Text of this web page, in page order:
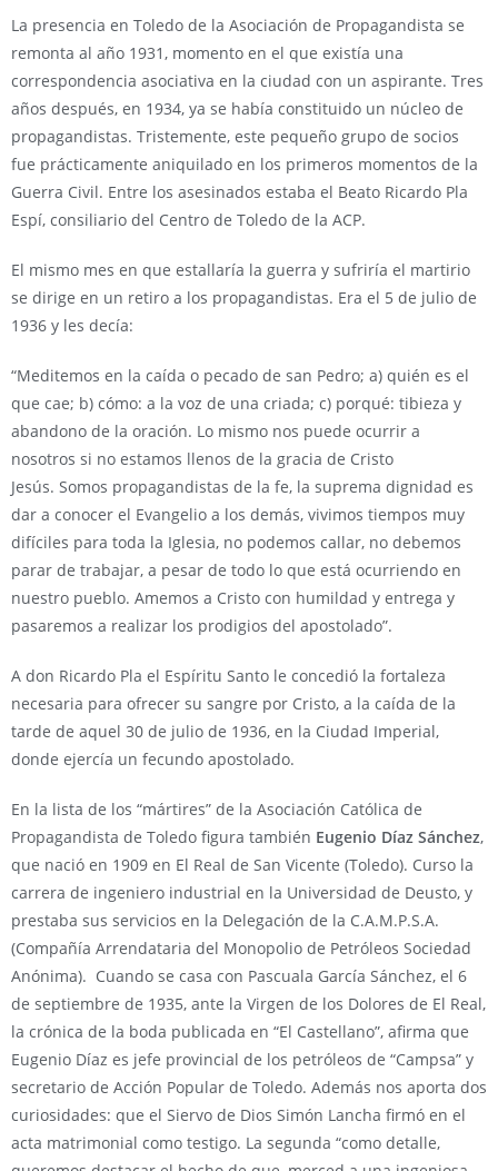
La presencia en Toledo de la Asociación de Propagandista se
remonta al año 1931, momento en el que existía una
correspondencia asociativa en la ciudad con un aspirante. Tres
años después, en 1934, ya se había constituido un núcleo de
propagandistas. Tristemente, este pequeño grupo de socios
fue prácticamente aniquilado en los primeros momentos de la
Guerra Civil. Entre los asesinados estaba el Beato Ricardo Pla
Espí, consiliario del Centro de Toledo de la ACP.
El mismo mes en que estallaría la guerra y sufriría el martirio
se dirige en un retiro a los propagandistas. Era el 5 de julio de
1936 y les decía:
“Meditemos en la caída o pecado de san Pedro; a) quién es el
que cae; b) cómo: a la voz de una criada; c) porqué: tibieza y
abandono de la oración. Lo mismo nos puede ocurrir a
nosotros si no estamos llenos de la gracia de Cristo
Jesús. Somos propagandistas de la fe, la suprema dignidad es
dar a conocer el Evangelio a los demás, vivimos tiempos muy
difíciles para toda la Iglesia, no podemos callar, no debemos
parar de trabajar, a pesar de todo lo que está ocurriendo en
nuestro pueblo. Amemos a Cristo con humildad y entrega y
pasaremos a realizar los prodigios del apostolado”.
A don Ricardo Pla el Espíritu Santo le concedió la fortaleza
necesaria para ofrecer su sangre por Cristo, a la caída de la
tarde de aquel 30 de julio de 1936, en la Ciudad Imperial,
donde ejercía un fecundo apostolado.
En la lista de los “mártires” de la Asociación Católica de
Propagandista de Toledo figura también Eugenio Díaz Sánchez,
que nació en 1909 en El Real de San Vicente (Toledo). Curso la
carrera de ingeniero industrial en la Universidad de Deusto, y
prestaba sus servicios en la Delegación de la C.A.M.P.S.A.
(Compañía Arrendataria del Monopolio de Petróleos Sociedad
Anónima). Cuando se casa con Pascuala García Sánchez, el 6
de septiembre de 1935, ante la Virgen de los Dolores de El Real,
la crónica de la boda publicada en “El Castellano”, afirma que
Eugenio Díaz es jefe provincial de los petróleos de “Campsa” y
secretario de Acción Popular de Toledo. Además nos aporta dos
curiosidades: que el Siervo de Dios Simón Lancha firmó en el
acta matrimonial como testigo. La segunda “como detalle,